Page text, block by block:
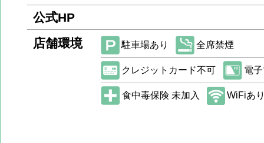
公式HP
店舗環境
駐車場あり 全席禁煙
クレジットカード不可 電
食中毒保険 未加入 WiFiあ